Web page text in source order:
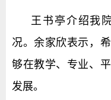
王书亭介绍我
况。余家欣表示，
够在教学、专业、
发展。